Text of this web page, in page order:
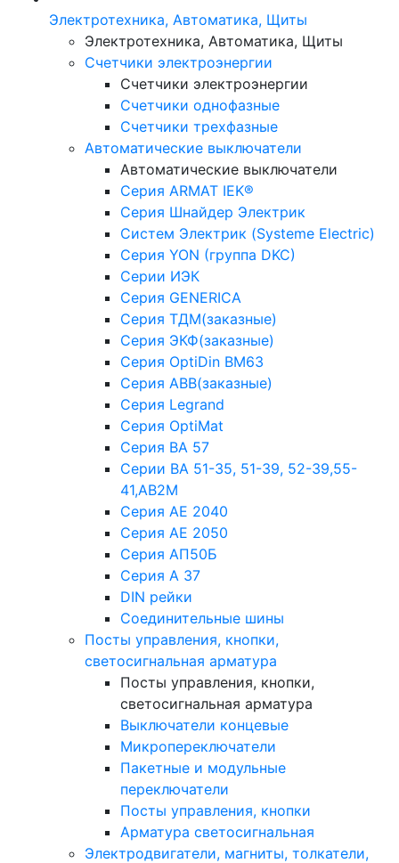
Электротехника, Автоматика, Щиты
Электротехника, Автоматика, Щиты
Счетчики электроэнергии
Счетчики электроэнергии
Счетчики однофазные
Счетчики трехфазные
Автоматические выключатели
Автоматические выключатели
Серия ARMAT IEK®
Серия Шнайдер Электрик
Систем Электрик (Systeme Electric)
Серия YON (группа DKC)
Серии ИЭК
Серия GENERICA
Серия ТДМ(заказные)
Серия ЭКФ(заказные)
Серия OptiDin BM63
Серия АВВ(заказные)
Серия Legrand
Серия OptiMat
Серия ВА 57
Серии ВА 51-35, 51-39, 52-39,55-
41,АВ2М
Серия АЕ 2040
Серия АЕ 2050
Серия АП50Б
Серия А 37
DIN рейки
Соединительные шины
Посты управления, кнопки,
светосигнальная арматура
Посты управления, кнопки,
светосигнальная арматура
Выключатели концевые
Микропереключатели
Пакетные и модульные
переключатели
Посты управления, кнопки
Арматура светосигнальная
Электродвигатели, магниты, толкатели,